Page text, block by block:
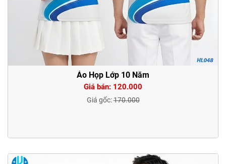
Áo Họp Lớp 10 Năm
Giá bán: 120.000
Giá gốc:170.000